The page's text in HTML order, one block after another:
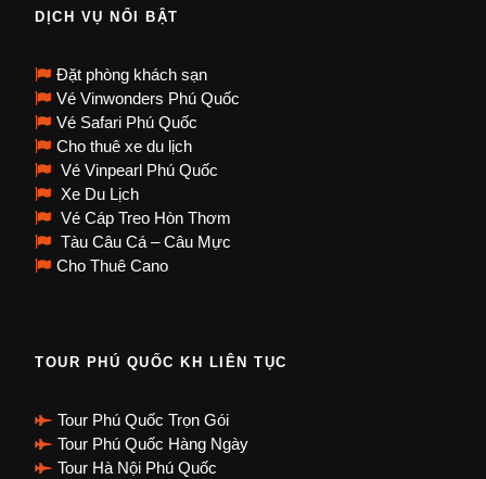
DỊCH VỤ NỔI BẬT
Đặt phòng khách sạn
Vé Vinwonders Phú Quốc
Vé Safari Phú Quốc
Cho thuê xe du lịch
Vé Vinpearl Phú Quốc
Xe Du Lịch
Vé Cáp Treo Hòn Thơm
Tàu Câu Cá – Câu Mực
Cho Thuê Cano
TOUR PHÚ QUỐC KH LIÊN TỤC
Tour Phú Quốc Trọn Gói
Tour Phú Quốc Hàng Ngày
Tour Hà Nội Phú Quốc